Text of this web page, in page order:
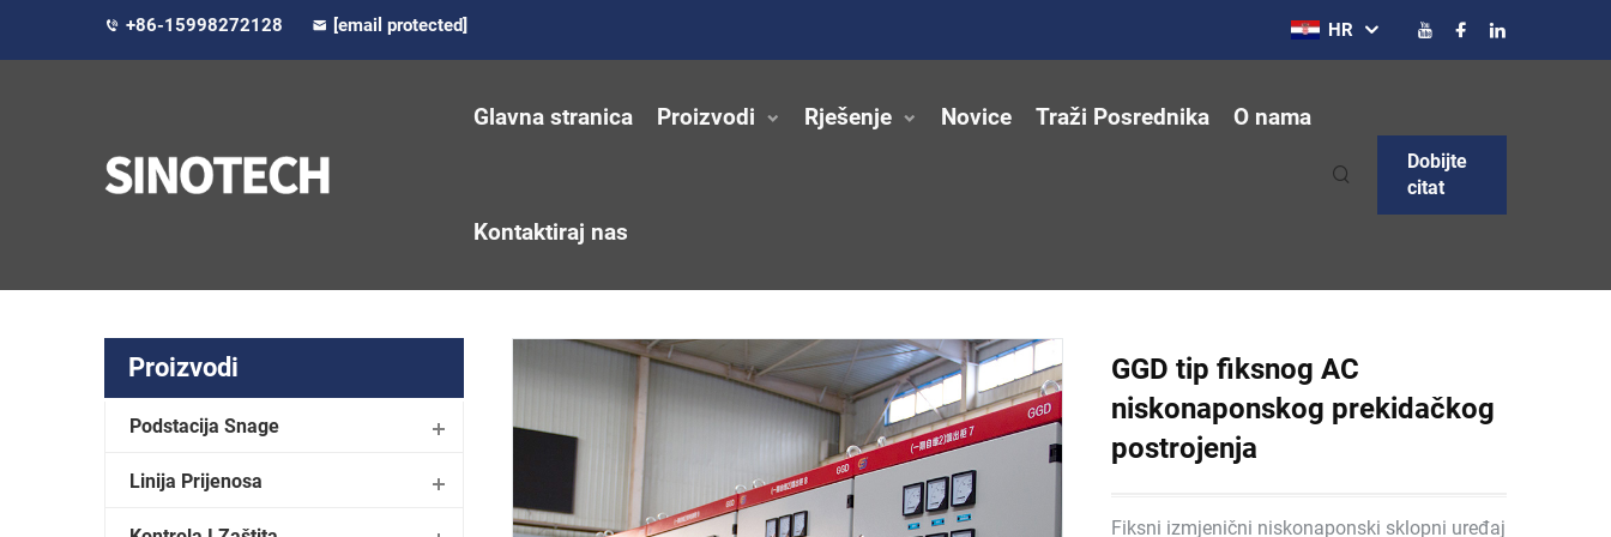
+86-15998272128 [email protected] HR
Glavna stranica Proizvodi Rješenje Novice Traži Posrednika O nama
Kontaktiraj nas
Dobijte
citat
Proizvodi
Podstacija Snage
Linija Prijenosa
GGD tip fiksnog AC
niskonaponskog prekidačkog
postrojenja
Fiksni izmjenični niskonaponski sklopni uređaj